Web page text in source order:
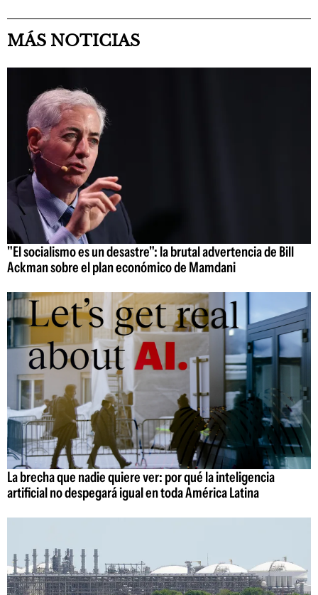
MÁS NOTICIAS
"El socialismo es un desastre": la brutal advertencia de Bill
Ackman sobre el plan económico de Mamdani
La brecha que nadie quiere ver: por qué la inteligencia
artificial no despegará igual en toda América Latina